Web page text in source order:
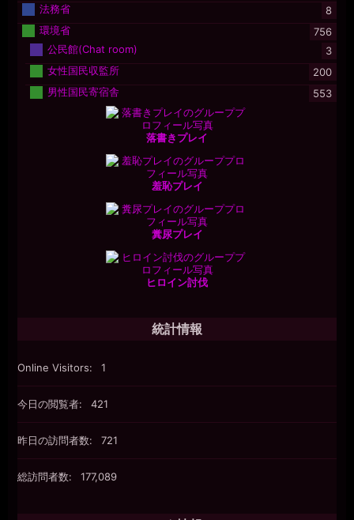
法務省
8
環境省
756
公民館(Chat room)
3
女性国民収監所
200
男性国民寄宿舎
553
落書きプレイ
羞恥プレイ
糞尿プレイ
ヒロイン討伐
統計情報
Online Visitors: 1
今日の閲覧者: 421
昨日の訪問者数: 721
総訪問者数: 177,089